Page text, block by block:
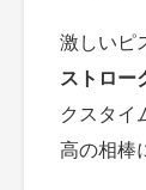
激しいピ
ストロー
クスタイ
高の相棒